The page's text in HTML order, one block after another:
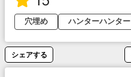
穴埋め
ハンターハンター
シェアする